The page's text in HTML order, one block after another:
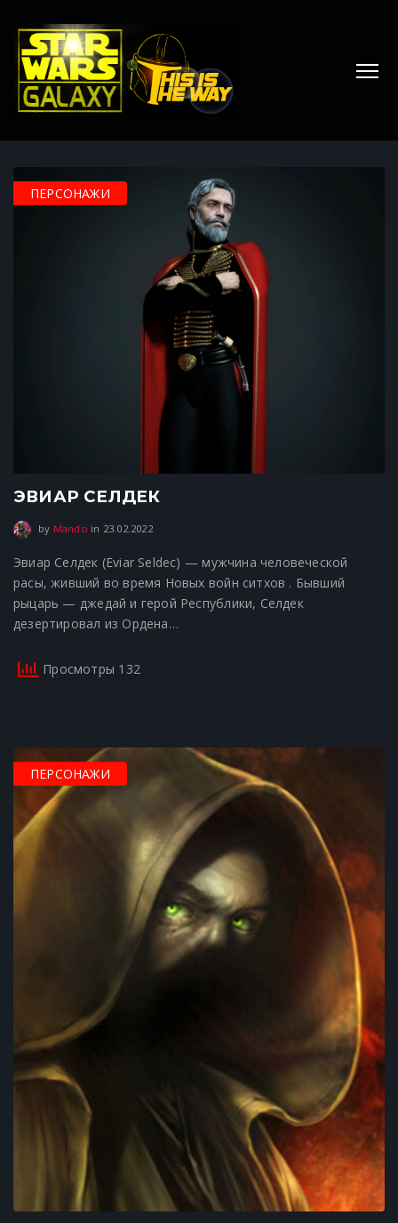
ПЕРСОНАЖИ
ЭВИАР СЕЛДЕК
by Mando in 23.02.202223.02.2022
Эвиар Селдек (Eviar Seldec) — мужчина человеческой
расы, живший во время Новых войн ситхов . Бывший
рыцарь — джедай и герой Республики, Селдек
дезертировал из Ордена…
Просмотры 132
ПЕРСОНАЖИ